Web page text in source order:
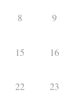
8 9
15 16
22 23